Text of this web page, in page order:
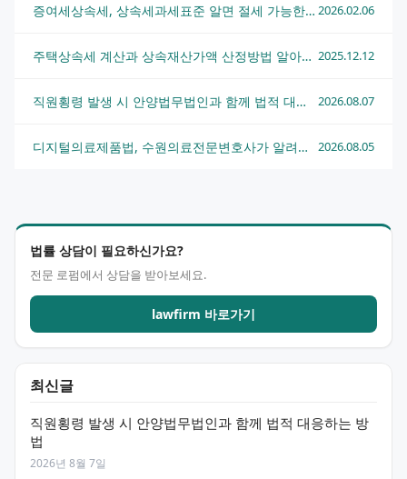
법률 상담이 필요하신가요?
전문 로펌에서 상담을 받아보세요.
lawfirm 바로가기
최신글
직원횡령 발생 시 안양법무법인과 함께 법적 대응하는 방
법
2026년 8월 7일
증여세상속세, 상속세과세표준 알면 절세 가능한 3가지 전략 2026.02.06
주택상속세 계산과 상속재산가액 산정방법 알아보기 2025.12.12
직원횡령 발생 시 안양법무법인과 함께 법적 대응하는 방법 2026.08.07
디지털의료제품법, 수원의료전문변호사가 알려주는 핵심 쟁점과 대응 전략 2026.08.05